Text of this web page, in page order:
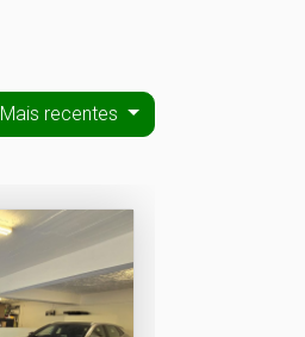
Mais recentes